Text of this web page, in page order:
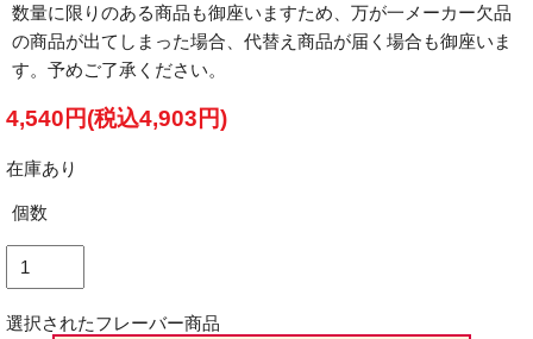
数量に限りのある商品も御座いますため、万が一メーカー欠品
の商品が出てしまった場合、代替え商品が届く場合も御座いま
す。予めご了承ください。
4,540円(税込4,903円)
在庫あり
個数
選択されたフレーバー商品